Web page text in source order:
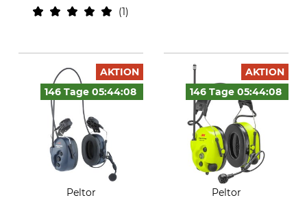
1
AKTION
146 Tage 05:44:07
Peltor
AKTION
146 Tage 05:44:07
Peltor